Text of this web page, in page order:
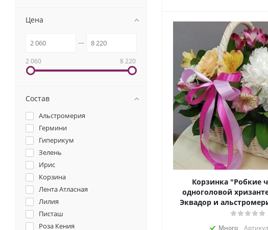
Корзинка "Робкие
одноголовой
Эквадор и
Много
Цена
2 060 8 220
Состав
Альстромерия
Гермини
Гиперикум
Зелень
Ирис
Корзина
Лента Атласная
Лилия
Писташ
Роза Кения